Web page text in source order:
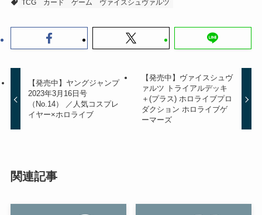
TCG
カード ゲーム ヴァイスシュヴァルツ
【発売中】ヤングジャンプ
2023年3月16日号
（No.14） ／人気コスプレ
イヤー×ホロライブ
【発売中】ヴァイスシュヴ
ァルツ トライアルデッキ
＋(プラス) ホロライブプロ
ダクション ホロライブゲ
ーマーズ
関連記事